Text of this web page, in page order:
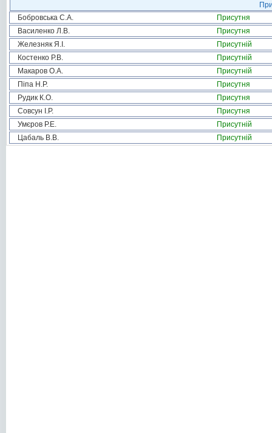
Бобровська С.А.
Присутня
Василенко Л.В.
Присутня
Железняк Я.І.
Присутній
Костенко Р.В.
Присутній
Макаров О.А.
Присутній
Піпа Н.Р.
Присутня
Рудик К.О.
Присутня
Совсун І.Р.
Присутня
Умєров Р.Е.
Присутній
Цабаль В.В.
Присутній